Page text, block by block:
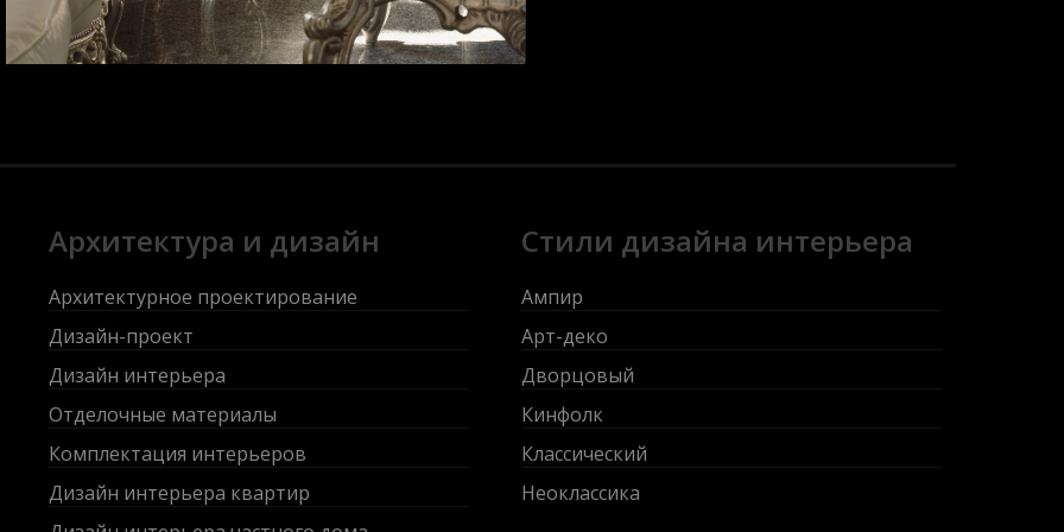
Архитектура и дизайн
Архитектурное проектирование
Дизайн-проект
Дизайн интерьера
Отделочные материалы
Комплектация интерьеров
Дизайн интерьера квартир
Стили дизайна интерьера
Ампир
Арт-деко
Дворцовый
Кинфолк
Классический
Неоклассика